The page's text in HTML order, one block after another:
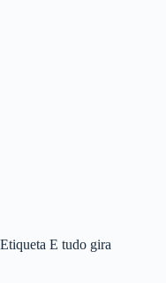
Etiqueta E tudo gira